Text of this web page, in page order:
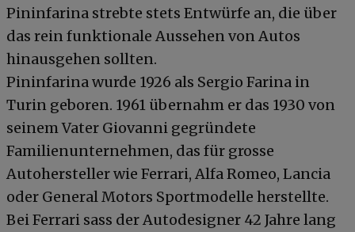
Pininfarina strebte stets Entwürfe an, die über
das rein funktionale Aussehen von Autos
hinausgehen sollten.
Pininfarina wurde 1926 als Sergio Farina in
Turin geboren. 1961 übernahm er das 1930 von
seinem Vater Giovanni gegründete
Familienunternehmen, das für grosse
Autohersteller wie Ferrari, Alfa Romeo, Lancia
oder General Motors Sportmodelle herstellte.
Bei Ferrari sass der Autodesigner 42 Jahre lang